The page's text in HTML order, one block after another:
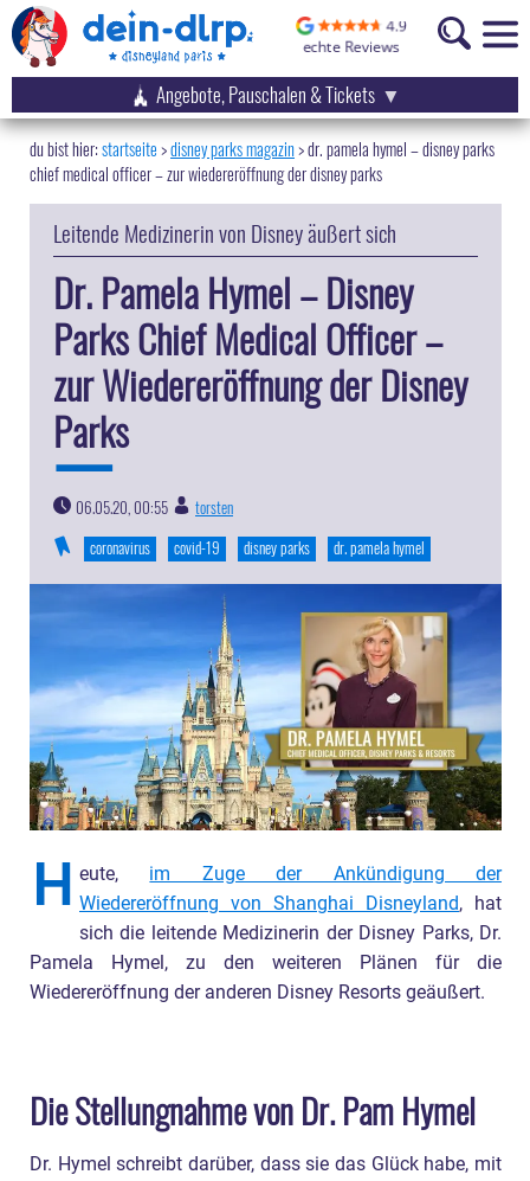
Angebote, Pauschalen & Tickets
startseite disney parks magazin>dr. pamela hymel – disney parks
chief medical officer – zur wiedereröffnung der disney parks
Leitende Medizinerin von Disney äußert sich
Dr. Pamela Hymel – Disney
Parks Chief Medical Officer –
zur Wiedereröffnung der Disney
Parks
06.05.20, 00:55
torsten
coronavirus
covid-19 disney parks dr. pamela hymel
H eute, im Zuge der Ankündigung der
Wiedereröffnung von Shanghai Disneyland, hat
sich die leitende Medizinerin der Disney Parks, Dr.
Pamela Hymel, zu den weiteren Plänen für die
Wiedereröffnung der anderen Disney Resorts geäußert.
Die Stellungnahme von Dr. Pam Hymel
Dr. Hymel schreibt darüber, dass sie das Glück habe, mit